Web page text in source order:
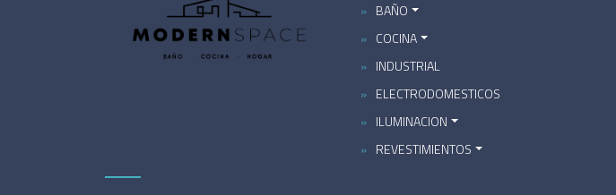
BAÑO
COCINA
INDUSTRIAL
ELECTRODOMESTICOS
ILUMINACION
REVESTIMIENTOS